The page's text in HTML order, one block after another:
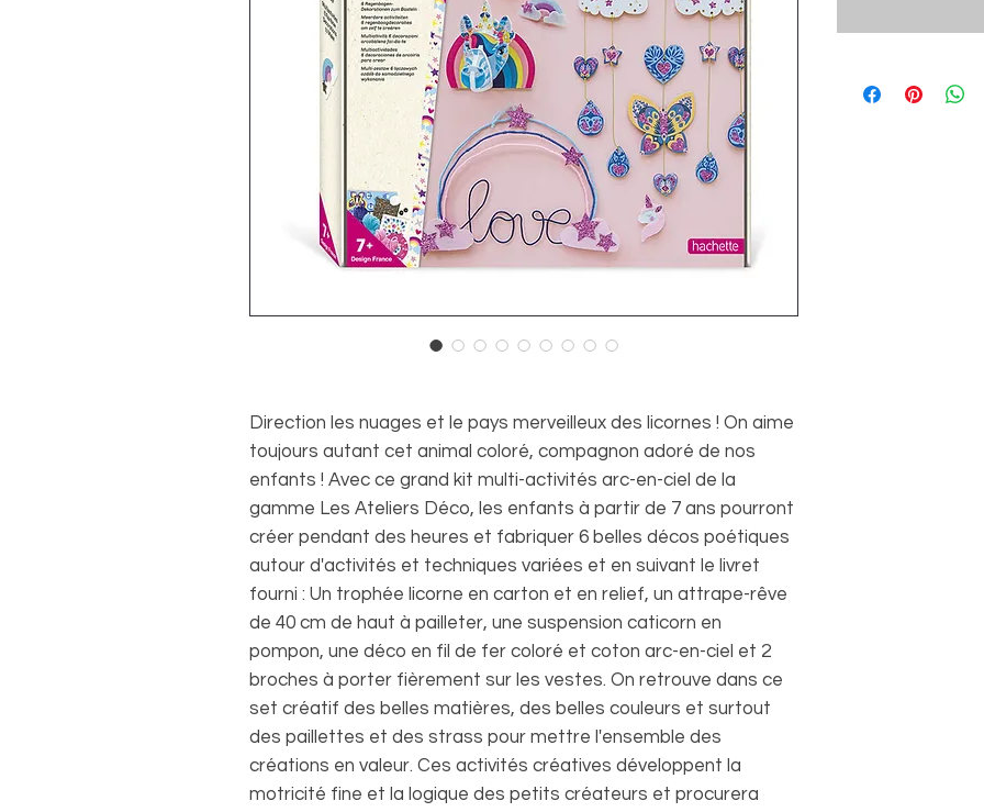
Direction les nuages et le pays merveilleux des licornes ! On aime
toujours autant cet animal coloré, compagnon adoré de nos
enfants ! Avec ce grand kit multi-activités arc-en-ciel de la
gamme Les Ateliers Déco, les enfants à partir de 7 ans pourront
créer pendant des heures et fabriquer 6 belles décos poétiques
autour d'activités et techniques variées et en suivant le livret
fourni : Un trophée licorne en carton et en relief, un attrape-rêve
de 40 cm de haut à pailleter, une suspension caticorn en
pompon, une déco en fil de fer coloré et coton arc-en-ciel et 2
broches à porter fièrement sur les vestes. On retrouve dans ce
set créatif des belles matières, des belles couleurs et surtout
des paillettes et des strass pour mettre l'ensemble des
créations en valeur. Ces activités créatives développent la
motricité fine et la logique des petits créateurs et procurera